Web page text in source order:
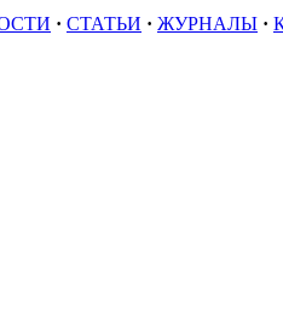
· СТАТЬИ · ЖУРНАЛЫ ·